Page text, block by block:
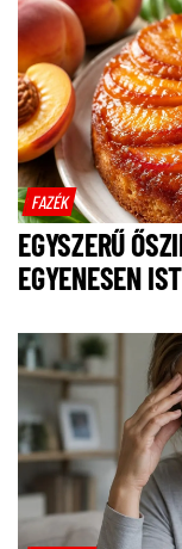
FAZÉK
EGYSZERŰ
EGYENESEN